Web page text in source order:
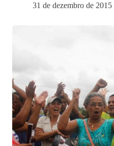
31 de dezembro de 2015